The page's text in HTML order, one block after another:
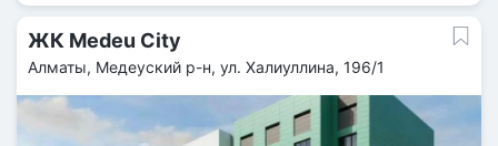
ЖК Medeu City
Алматы, Медеуский р-н, ул. Халиуллина, 196/1